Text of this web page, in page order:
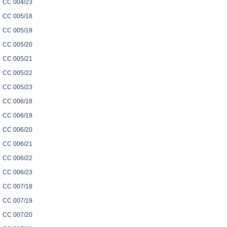
CC 004/23
CC 005/18
CC 005/19
CC 005/20
CC 005/21
CC 005/22
CC 005/23
CC 006/18
CC 006/19
CC 006/20
CC 006/21
CC 006/22
CC 006/23
CC 007/18
CC 007/19
CC 007/20